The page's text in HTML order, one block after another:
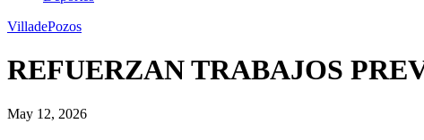
VilladePozos
REFUERZAN TRABAJOS
May 12, 2026